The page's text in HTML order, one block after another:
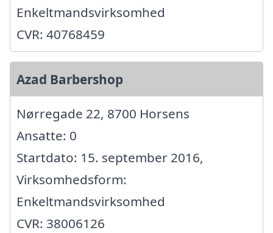
Enkeltmandsvirksomhed
CVR: 40768459
Azad Barbershop
Nørregade 22, 8700 Horsens
Ansatte: 0
Startdato: 15. september 2016,
Virksomhedsform:
Enkeltmandsvirksomhed
CVR: 38006126